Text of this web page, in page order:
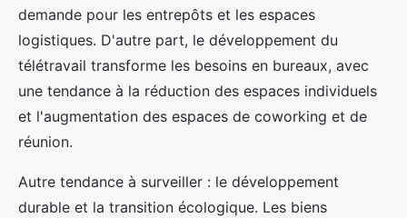
demande pour les entrepôts et les espaces
logistiques. D'autre part, le développement du
télétravail transforme les besoins en bureaux, avec
une tendance à la réduction des espaces individuels
et l'augmentation des espaces de coworking et de
réunion.
Autre tendance à surveiller : le développement
durable et la transition écologique. Les biens